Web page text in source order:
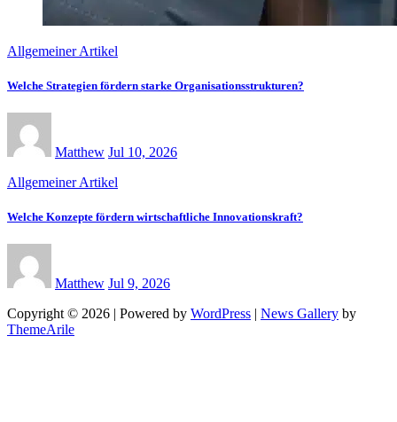
Allgemeiner Artikel
Welche Strategien fördern starke Organisationsstrukturen?
Matthew Jul 10, 2026
Allgemeiner Artikel
Welche Konzepte fördern wirtschaftliche Innovationskraft?
Matthew Jul 9, 2026
Copyright © 2026 | Powered by WordPress | News Gallery by
ThemeArile